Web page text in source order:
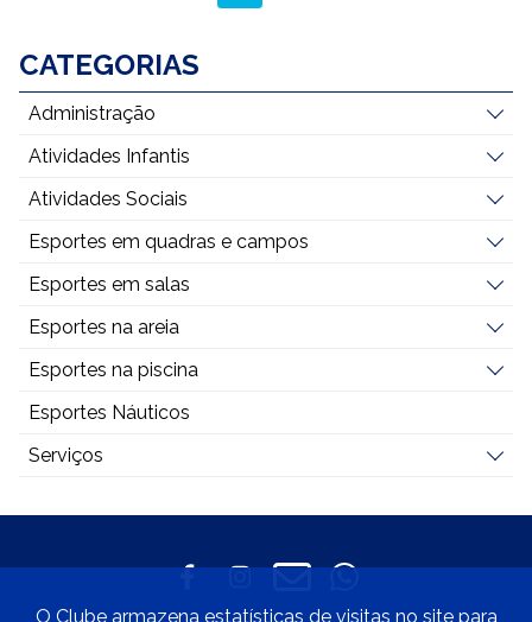
CATEGORIAS
Administração
Atividades Infantis
Atividades Sociais
Esportes em quadras e campos
Esportes em salas
Esportes na areia
Esportes na piscina
Esportes Náuticos
Serviços
O Clube armazena estatísticas de visitas no site para